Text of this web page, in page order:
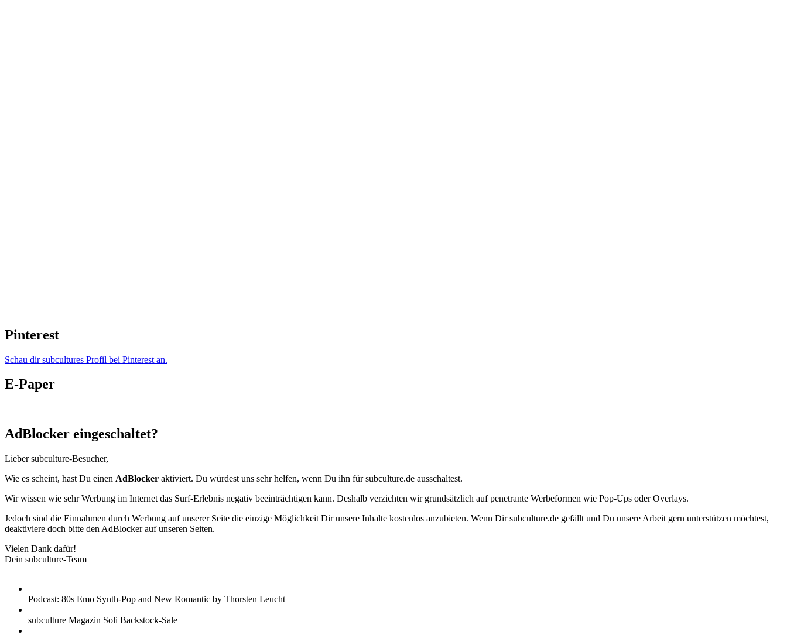
Pinterest
Schau dir subcultures Profil bei Pinterest an.
E-Paper
AdBlocker eingeschaltet?
Lieber subculture-Besucher,
Wie es scheint, hast Du einen AdBlocker aktiviert. Du würdest uns sehr helfen, wenn Du ihn für subculture.de ausschaltest.
Wir wissen wie sehr Werbung im Internet das Surf-Erlebnis negativ beeinträchtigen kann. Deshalb verzichten wir grundsätzlich auf penetrante Werbeformen wie Pop-Ups oder Overlays.
Jedoch sind die Einnahmen durch Werbung auf unserer Seite die einzige Möglichkeit Dir unsere Inhalte kostenlos anzubieten. Wenn Dir subculture.de gefällt und Du unsere Arbeit gern unterstützen möchtest,
deaktiviere doch bitte den AdBlocker auf unseren Seiten.
Vielen Dank dafür!
Dein subculture-Team
Podcast: 80s Emo Synth-Pop and New Romantic by Thorsten Leucht
subculture Magazin Soli Backstock-Sale